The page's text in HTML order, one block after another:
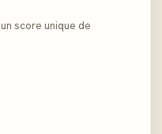
score unique de